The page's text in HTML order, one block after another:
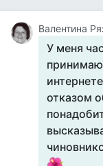
Валентина
У меня
принимаю
отказом